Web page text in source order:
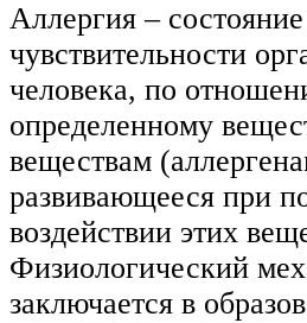
Аллергия –
чувствительности
человека, по
определенному
веществам
развивающееся при
воздействии этих
Физиологический
заключается в